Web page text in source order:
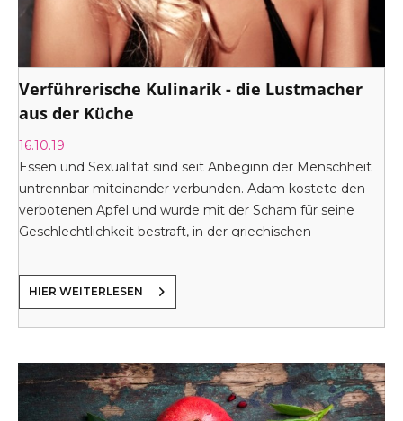
Verführerische Kulinarik - die Lustmacher
aus der Küche
16.10.19
Essen und Sexualität sind seit Anbeginn der Menschheit
untrennbar miteinander verbunden. Adam kostete den
verbotenen Apfel und wurde mit der Scham für seine
Geschlechtlichkeit bestraft, in der griechischen
schönsten aller Frauen kürte, den trojanischen Krieg aus.
Und schon als Kind ist unsere Nahrungsaufnahme eng
und Nahrungsaufnahme zum Höhepunkt...
HIER WEITERLESEN